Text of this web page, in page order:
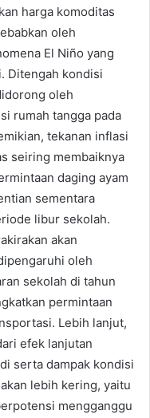
harga komoditas
oleh
El Niño yang
Ditengah kondisi
oleh
rumah tangga pada
tekanan inflasi
seiring membaiknya
daging ayam
sementara
libur sekolah.
akan
oleh
sekolah di tahun
permintaan
Lebih lanjut,
efek lanjutan
serta dampak kondisi
lebih kering, yaitu
mengganggu